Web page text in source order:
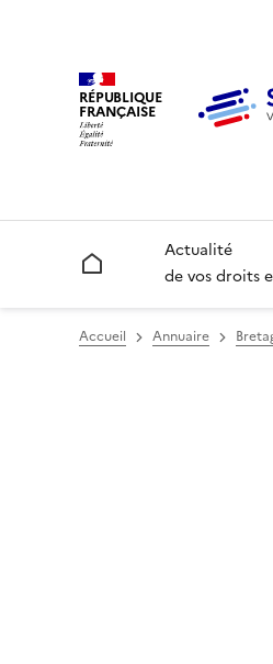
RÉPUBLIQUE
FRANÇAISE
Accueil
Actualité
de vos droits
Accueil Annuaire